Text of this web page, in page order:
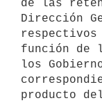
de las
Dirección
respectivos
función de
los
producto